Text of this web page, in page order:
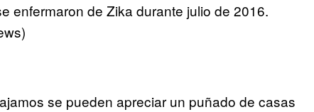
enfermaron de Zika durante julio de 2016.
se pueden apreciar un puñado de casas